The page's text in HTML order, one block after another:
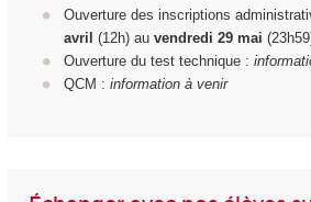
Ouverture des inscriptions
avril (12h) au vendredi 29 mai
Ouverture du test technique :
QCM : information à venir